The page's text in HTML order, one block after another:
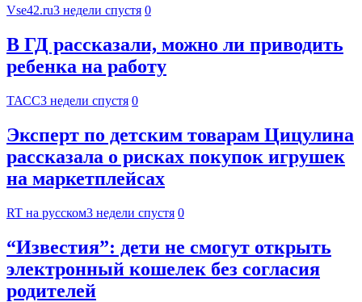
Vse42.ru3 недели спустя 0
В ГД рассказали, можно ли приводить
ребенка на работу
ТАСС3 недели спустя 0
Эксперт по детским товарам Цицулина
рассказала о рисках покупок игрушек
на маркетплейсах
RT на русском3 недели спустя 0
“Известия”: дети не смогут открыть
электронный кошелек без согласия
родителей